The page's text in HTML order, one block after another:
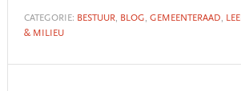
CATEGORIE: BESTUUR, BLOG, GEMEENTERAAD,
& MILIEU